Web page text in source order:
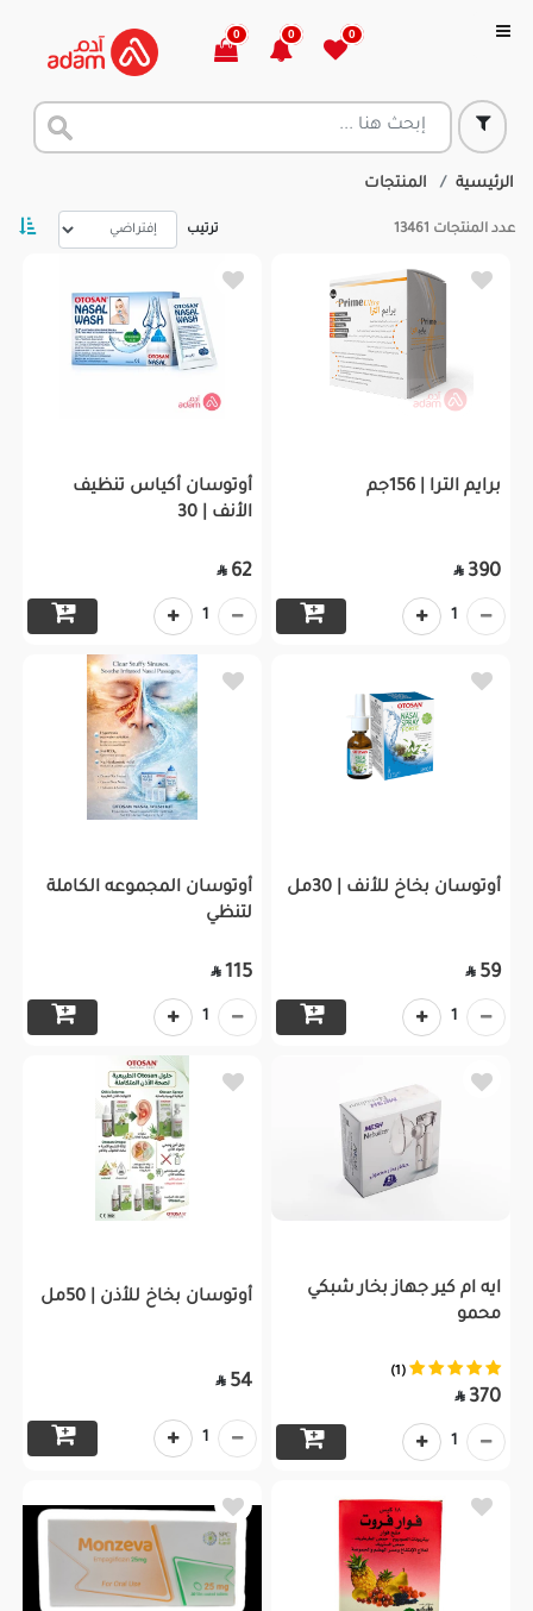
0
0
0
الرئيسية المنتجات
عدد المنتجات 13461 ترتيب
برايم الترا | 156جم
390

1
أوتوسان أكياس تنظيف
الأنف | 30
62

1
أوتوسان بخاخ للأنف | 30مل
59

1
أوتوسان المجموعه الكاملة
لتنظي
115

1
ايه ام كير جهاز بخار شبكي
محمو
(1)
370

1
أوتوسان بخاخ للأذن | 50مل
54

1